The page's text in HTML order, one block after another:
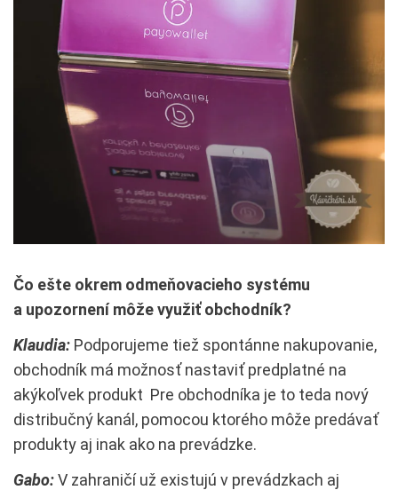
Čo ešte okrem odmeňovacieho systému
a upozornení môže využiť obchodník?
Klaudia: Podporujeme tiež spontánne nakupovanie,
obchodník má možnosť nastaviť predplatné na
akýkoľvek produkt Pre obchodníka je to teda nový
distribučný kanál, pomocou ktorého môže predávať
produkty aj inak ako na prevádzke.
Gabo:V zahraničí už existujú v prevádzkach aj